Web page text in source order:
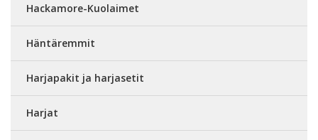
Hackamore-Kuolaimet
Häntäremmit
Harjapakit ja harjasetit
Harjat